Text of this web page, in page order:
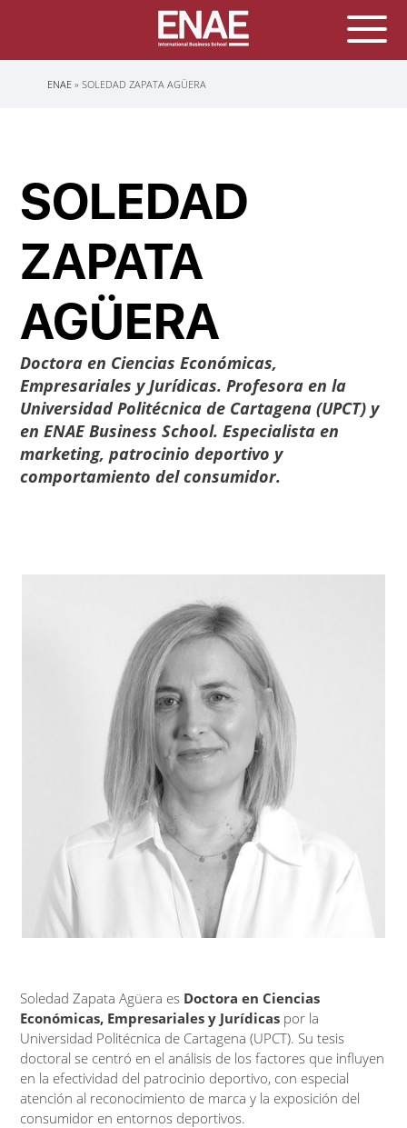
Sobrescribir
ENAE SOLEDAD ZAPATA AGÜERA
SOLEDAD
ZAPATA
AGÜERA
Doctora en Ciencias Económicas,
Empresariales y Jurídicas. Profesora en la
Universidad Politécnica de Cartagena (UPCT) y
en ENAE Business School. Especialista en
marketing, patrocinio deportivo y
comportamiento del consumidor.
Soledad Zapata Agüera es Doctora en Ciencias
Económicas, Empresariales y Jurídicas por la
Universidad Politécnica de Cartagena (UPCT). Su tesis
doctoral se centró en el análisis de los factores que influyen
en la efectividad del patrocinio deportivo, con especial
atención al reconocimiento de marca y la exposición del
consumidor en entornos deportivos.